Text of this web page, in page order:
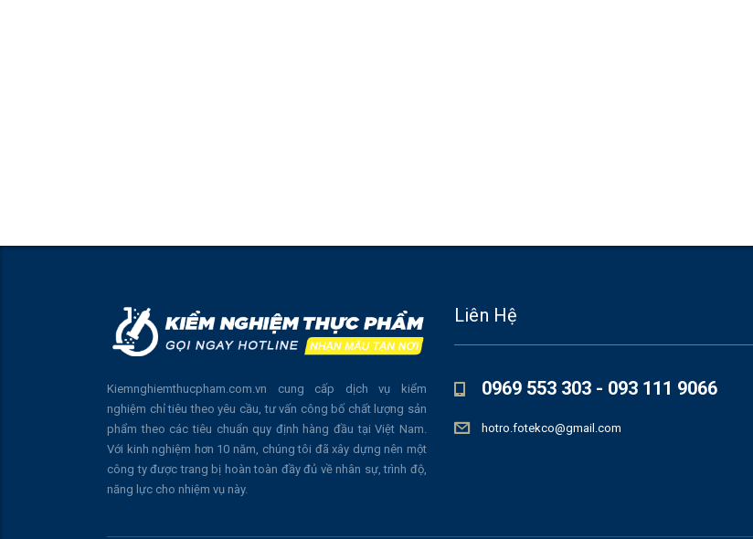
Kiemnghiemthucpham.com.vn cung cấp dịch vụ kiểm
nghiệm chỉ tiêu theo yêu cầu, tư vấn công bố chất lượng sản
phẩm theo các tiêu chuẩn quy định hàng đầu tại Việt Nam.
Với kinh nghiệm hơn 10 năm, chúng tôi đã xây dựng nên một
công ty được trang bị hoàn toàn đầy đủ về nhân sự, trình độ,
năng lực cho nhiệm vụ này.
Liên Hệ
0969 553 303 - 093 111 9066
hotro.fotekco@gmail.com